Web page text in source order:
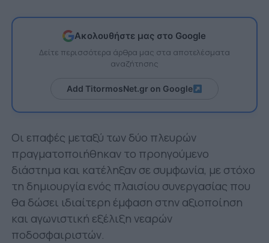
Ακολουθήστε μας στο Google
Δείτε περισσότερα άρθρα μας στα αποτελέσματα
αναζήτησης
Add TitormosNet.gr on Google
Οι επαφές μεταξύ των δύο πλευρών
πραγματοποιήθηκαν το προηγούμενο
διάστημα και κατέληξαν σε συμφωνία, με στόχο
τη δημιουργία ενός πλαισίου συνεργασίας που
θα δώσει ιδιαίτερη έμφαση στην αξιοποίηση
και αγωνιστική εξέλιξη νεαρών
ποδοσφαιριστών.